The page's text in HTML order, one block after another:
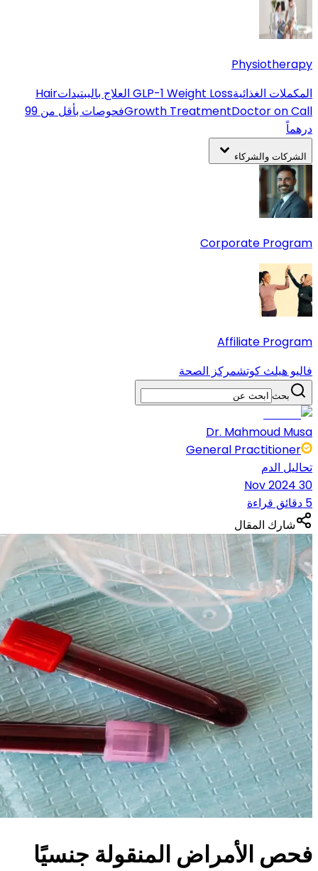
Physiotherapy
المكملات الغذائيةGLP-1 Weight Loss العلاج بالببتيداتHair
Growth TreatmentDoctor on Call
فحوصات بأقل من 99
درهماً
الشركات والشركاء
Corporate Program
Affiliate Program
فاليو هيلث كوتشمركز الصحة
بحث
Dr. Mahmoud Musa
General Practitioner
تحاليل الدم
30 Nov 2024
5 دقائق قراءة
شارك المقال
فحص الأمراض المنقولة جنسيًا